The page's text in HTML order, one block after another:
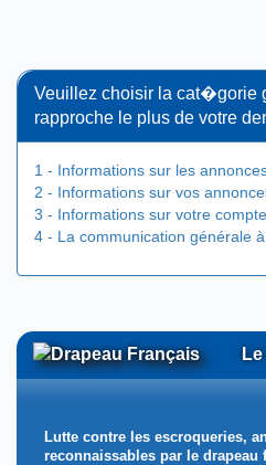
Veuillez choisir la
rapproche le plus de votre
1 - Informations sur les
2 - Informations sur vos
3 - Informations sur votre compte
4 - La communication générale
Lutte contre les escroqueries,
reconnaissables par le drapeau